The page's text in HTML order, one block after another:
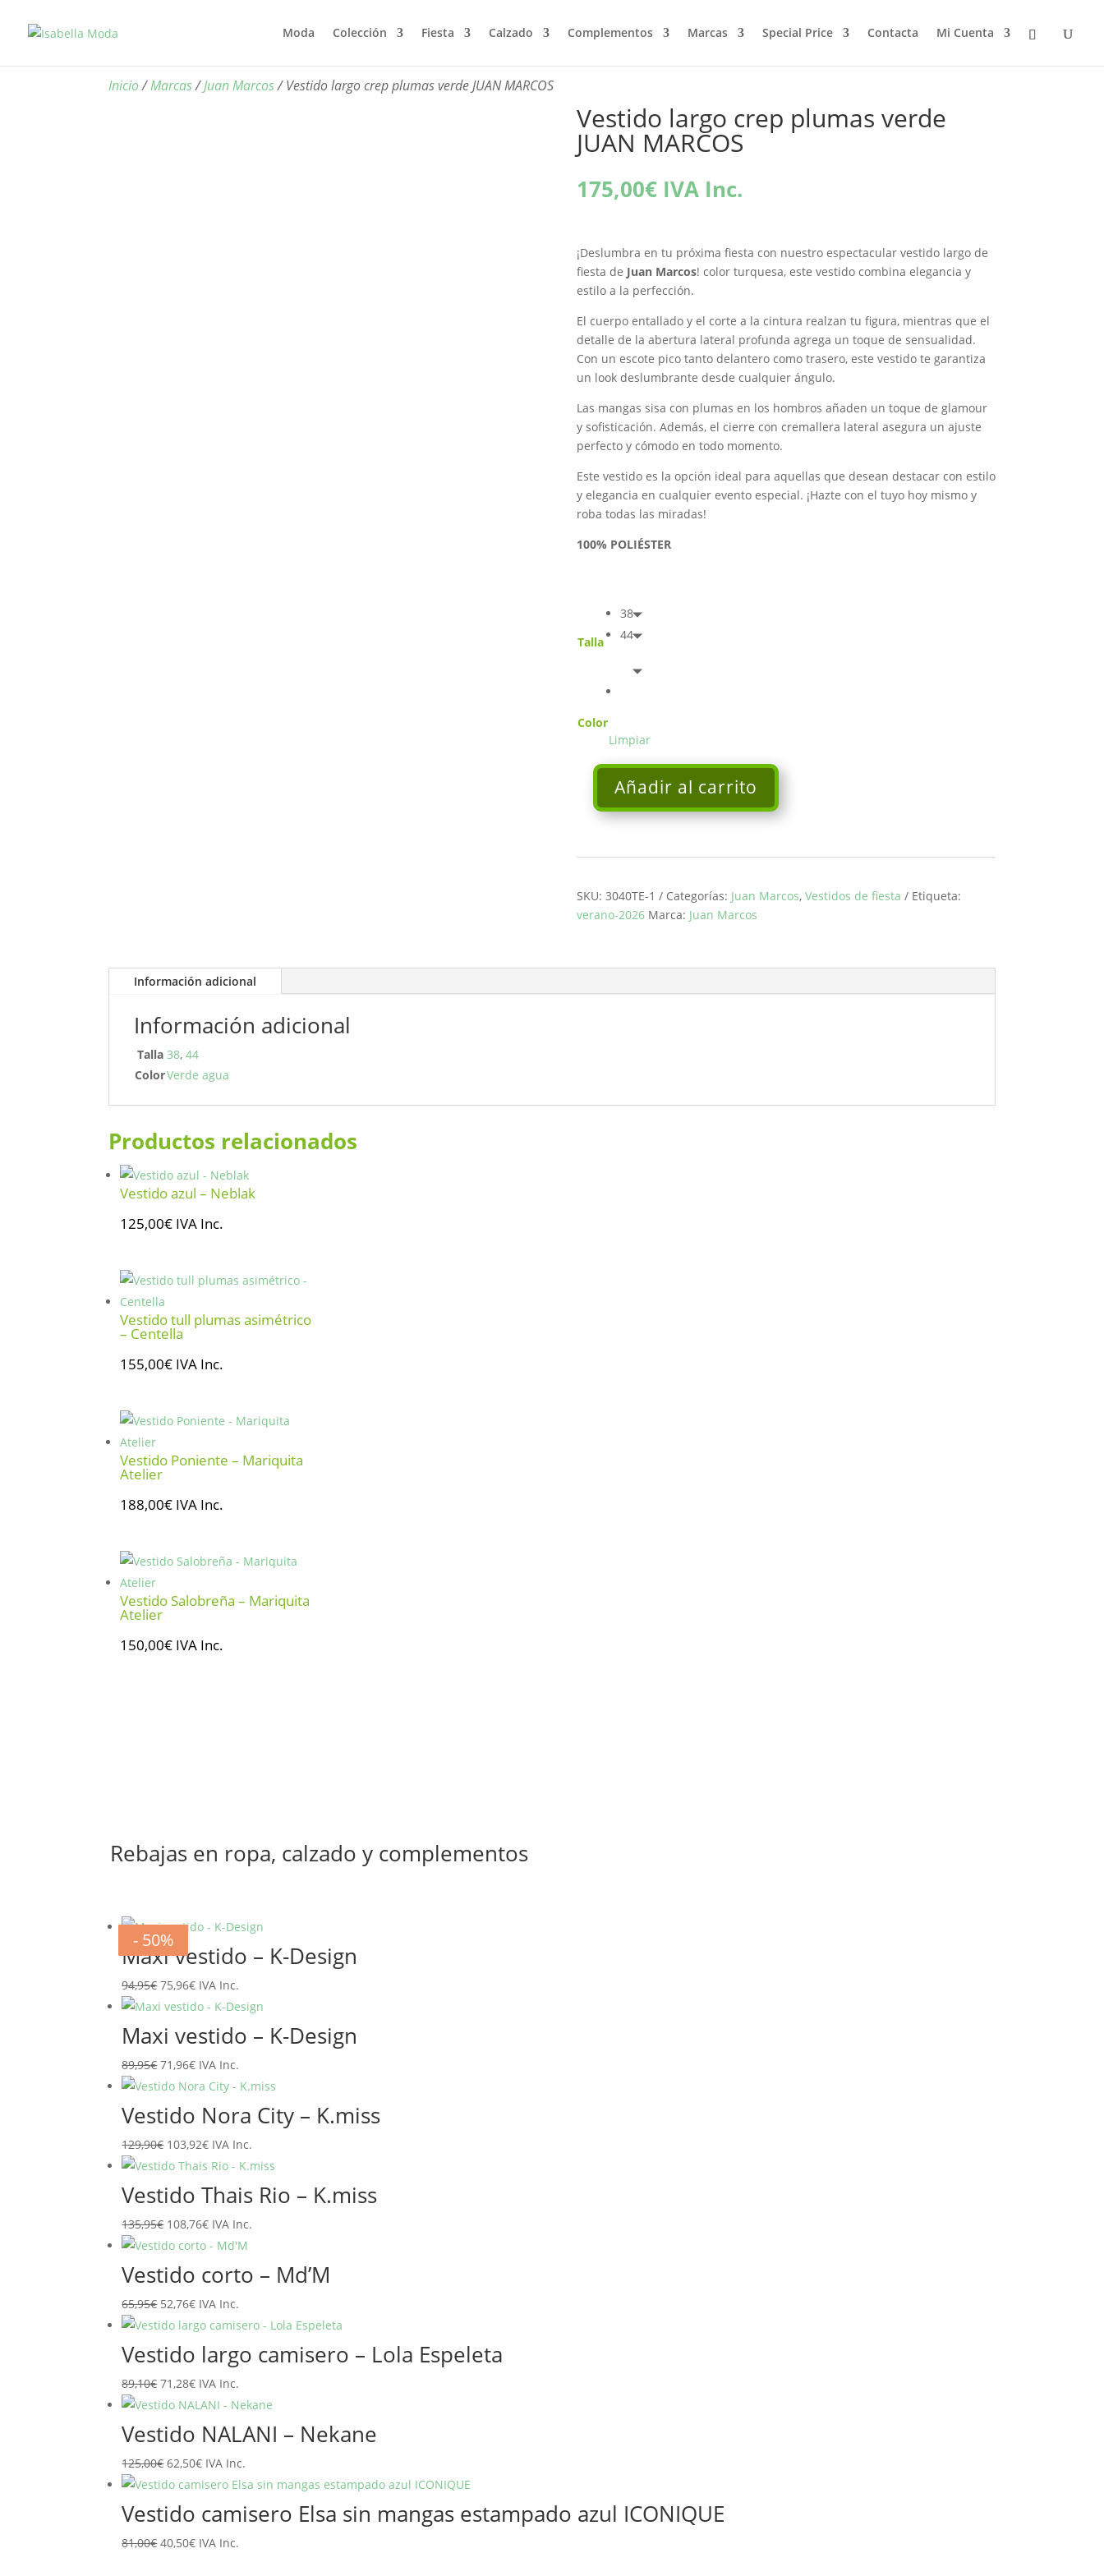
Moda Colección Fiesta Calzado Complementos Marcas Special Price Contacta Mi Cuenta
Inicio/Marcas/Juan Marcos/ Vestido largo crep plumas verde JUAN MARCOS
Vestido largo crep plumas verde
JUAN MARCOS
175,00€ IVA Inc.
¡Deslumbra en tu próxima fiesta con nuestro espectacular vestido largo de
fiesta de Juan Marcos! color turquesa, este vestido combina elegancia y
estilo a la perfección.
El cuerpo entallado y el corte a la cintura realzan tu figura, mientras que el
detalle de la abertura lateral profunda agrega un toque de sensualidad.
Con un escote pico tanto delantero como trasero, este vestido te garantiza
un look deslumbrante desde cualquier ángulo.
Las mangas sisa con plumas en los hombros añaden un toque de glamour
y sofisticación. Además, el cierre con cremallera lateral asegura un ajuste
perfecto y cómodo en todo momento.
Este vestido es la opción ideal para aquellas que desean destacar con estilo
y elegancia en cualquier evento especial. ¡Hazte con el tuyo hoy mismo y
roba todas las miradas!
100% POLIÉSTER
Talla
38
44
Color
Limpiar
Vestido
largo
plumas
JUAN
MARCOS
Añadir al carrito
SKU: 3040TE-1 Categorías: Juan Marcos, Vestidos de fiesta
Etiqueta:
verano-2026 Marca: Juan Marcos
Información adicional
Información adicional
Talla 38, 44
ColorVerde agua
Productos relacionados
Vestido azul – Neblak
125,00€ IVA Inc.
Vestido tull plumas asimétrico
– Centella
155,00€ IVA Inc.
Vestido Poniente – Mariquita
Atelier
188,00€ IVA Inc.
Vestido Salobreña – Mariquita
Atelier
150,00€ IVA Inc.
Rebajas en ropa, calzado y complementos
- 20%
Maxi vestido – K-Design
94,95€El
precio
original
era:
94,95€.
75,96€El
precio
actual
es:
75,96€.
IVA Inc.
- 20%
Maxi vestido – K-Design
89,95€El
precio
original
era:
89,95€.
71,96€El
precio
actual
es:
71,96€.
IVA Inc.
- 20%
Vestido Nora City – K.miss
129,90€ El
precio
original
era:
129,90€.
103,92€El
precio
actual
es:
103,92€.
IVA Inc.
- 20%
Vestido Thais Rio – K.miss
135,95€ El
precio
original
era:
135,95€.
108,76€El
precio
actual
es:
108,76€.
IVA Inc.
- 20%
Vestido corto – Md’M
65,95€ El
precio
original
era:
65,95€.
52,76€El
precio
actual
es:
52,76€.
IVA Inc.
- 20%
Vestido largo camisero – Lola Espeleta
89,10€El
precio
original
era:
89,10€.
71,28€El
precio
actual
es:
71,28€.
IVA Inc.
- 50%
Vestido NALANI – Nekane
125,00€El
precio
original
era:
125,00€.
62,50€El
precio
es:
62,50€.
IVA Inc.
- 50%
Vestido camisero Elsa sin mangas estampado azul ICONIQUE
81,00€El
40,50€ElIVA Inc.